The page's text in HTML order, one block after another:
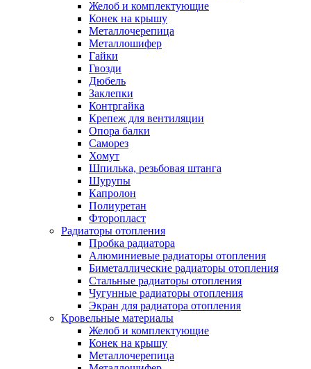
Желоб и комплектующие
Конек на крышу
Металлочерепица
Металлошифер
Гайки
Гвозди
Дюбель
Заклепки
Контргайка
Крепеж для вентиляции
Опора балки
Саморез
Хомут
Шпилька, резьбовая штанга
Шурупы
Капролон
Полиуретан
Фторопласт
Радиаторы отопления
Пробка радиатора
Алюминиевые радиаторы отопления
Биметаллические радиаторы отопления
Стальные радиаторы отопления
Чугунные радиаторы отопления
Экран для радиатора отопления
Кровельные материалы
Желоб и комплектующие
Конек на крышу
Металлочерепица